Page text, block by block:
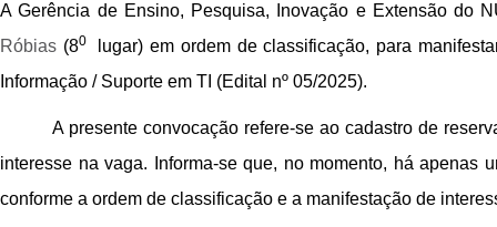
A Gerência de Ensino, Pesquisa, Inovação e Extensão do
Róbias (80 lugar) em ordem de classificação, para
Informação / Suporte em TI (Edital nº 05/2025).
A presente convocação refere-se ao cadastro de
interesse na vaga. Informa-se que, no momento, há apenas
conforme a ordem de classificação e a manifestação de